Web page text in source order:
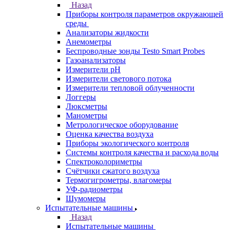
Назад
Приборы контроля параметров окружающей
среды
Анализаторы жидкости
Анемометры
Беспроводные зонды Testo Smart Probes
Газоанализаторы
Измерители pH
Измерители светового потока
Измерители тепловой облученности
Логгеры
Люксметры
Манометры
Метрологическое оборудование
Оценка качества воздуха
Приборы экологического контроля
Системы контроля качества и расхода воды
Спектроколориметры
Счётчики сжатого воздуха
Термогигрометры, влагомеры
УФ-радиометры
Шумомеры
Испытательные машины
Назад
Испытательные машины